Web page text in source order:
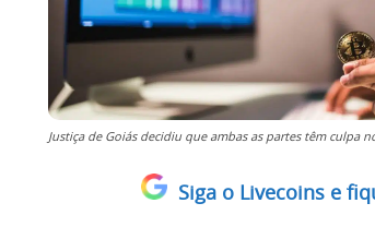
Justiça de Goiás decidiu que ambas as partes têm culpa
Siga o Livecoins e